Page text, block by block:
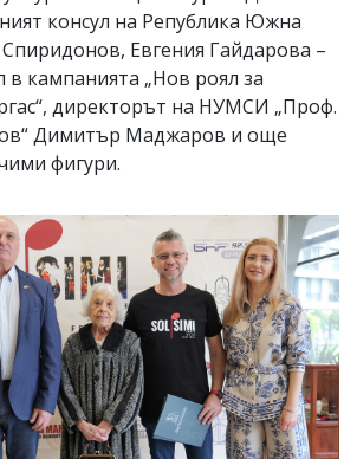
консул на Република Южна
Евгения Гайдарова –
в кампанията „Нов роял за
директорът на НУМСИ „Проф.
Димитър Маджаров и още
фигури.